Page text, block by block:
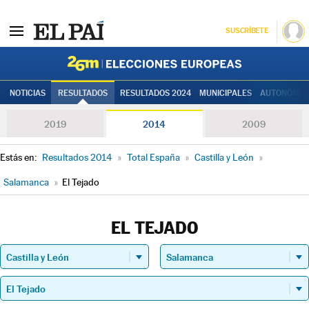
SUSCRÍBETE
NOTICIAS RESULTADOS RESULTADOS 2024 MUNICIPALES
2019 2014 2009
Estás en: Resultados 2014 » Total España » Castilla y León »
Salamanca » El Tejado
EL TEJADO